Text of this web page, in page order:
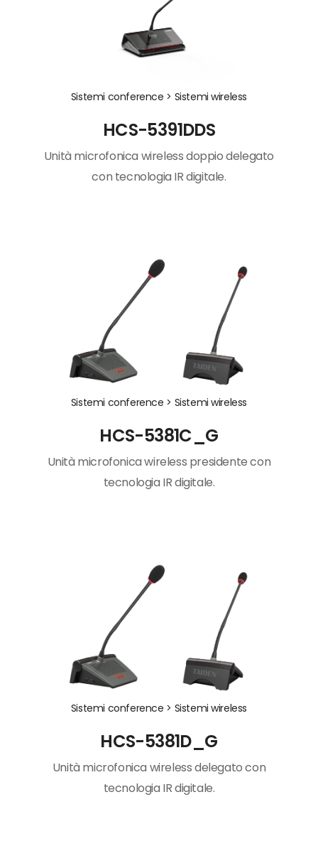
Sistemi conference > Sistemi wireless
HCS-5391DDS
Unità microfonica wireless doppio delegato
con tecnologia IR digitale.
Sistemi conference > Sistemi wireless
HCS-5381C_G
Unità microfonica wireless presidente con
tecnologia IR digitale.
Sistemi conference > Sistemi wireless
HCS-5381D_G
Unità microfonica wireless delegato con
tecnologia IR digitale.